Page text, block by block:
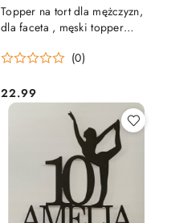
Topper na tort dla mężczyzn,
dla faceta , męski topper
(0)
Cena:
22.99